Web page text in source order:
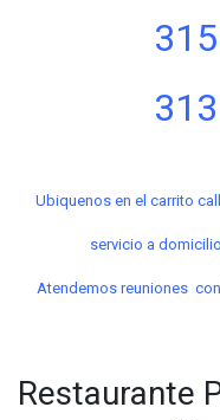
Ubiquenos en el carrito
servicio a
Atendemos reuniones
Restaurante